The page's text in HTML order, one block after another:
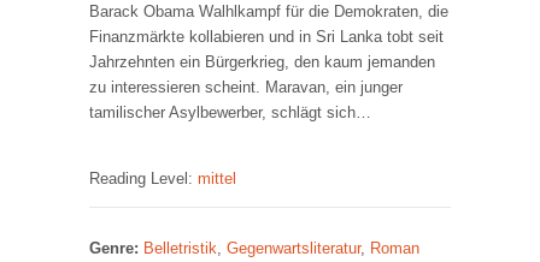
Barack Obama Walhlkampf für die Demokraten, die
Finanzmärkte kollabieren und in Sri Lanka tobt seit
Jahrzehnten ein Bürgerkrieg, den kaum jemanden
zu interessieren scheint. Maravan, ein junger
tamilischer Asylbewerber, schlägt sich…
Reading Level: mittel
Genre: Belletristik Gegenwartsliteratur, Roman